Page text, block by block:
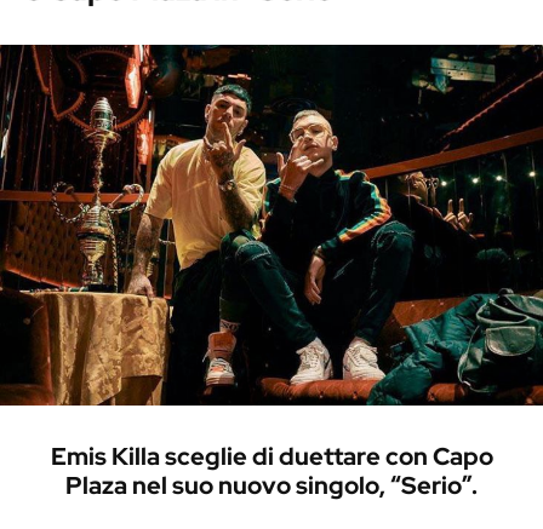
Emis Killa sceglie di duettare con Capo
Plaza nel suo nuovo singolo, “Serio”.